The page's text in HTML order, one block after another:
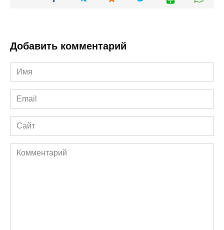
Добавить комментарий
Имя
*
Email
*
Сайт
Комментарий